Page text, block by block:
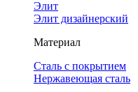
Элит
Элит дизайнерский
Материал
Сталь с покрытием
Нержавеющая сталь